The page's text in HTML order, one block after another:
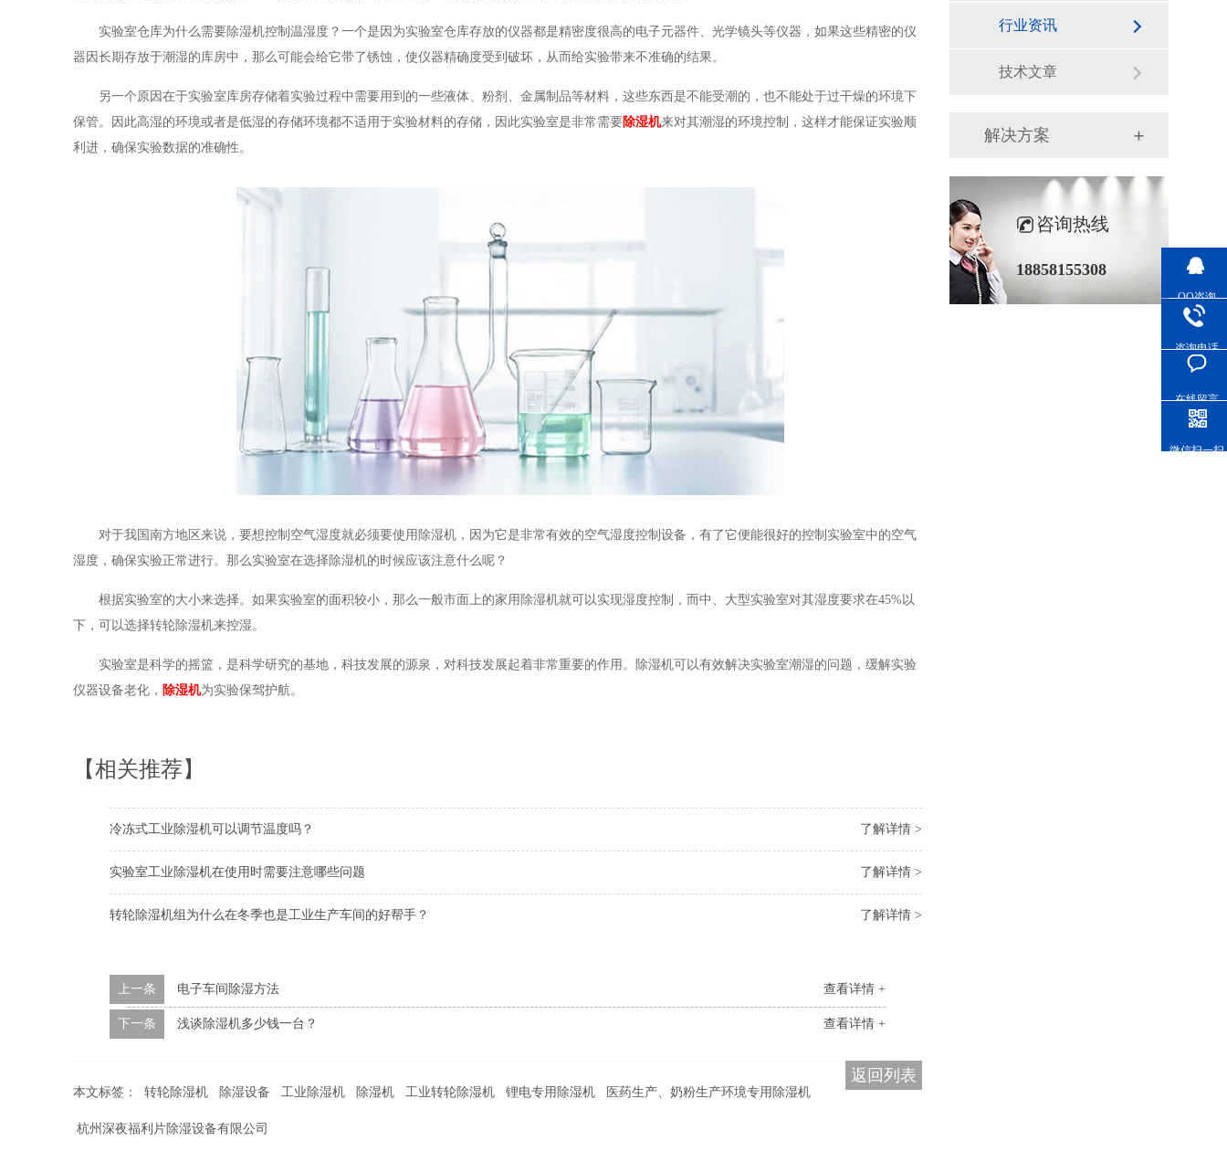
实验室仓库为什么需要除湿机控制温湿度？一个是因为实验室仓库存放的仪器都是精密度很高的电子元器件、光学镜头等仪器，如果这些精密的仪
器因长期存放于潮湿的库房中，那么可能会给它带了锈蚀，使仪器精确度受到破坏，从而给实验带来不准确的结果。
另一个原因在于实验室库房存储着实验过程中需要用到的一些液体、粉剂、金属制品等材料，这些东西是不能受潮的，也不能处于过干燥的环境下
保管。因此高湿的环境或者是低湿的存储环境都不适用于实验材料的存储，因此实验室是非常需要除湿机来对其潮湿的环境控制，这样才能保证实验顺
利进，确保实验数据的准确性。
对于我国南方地区来说，要想控制空气湿度就必须要使用除湿机，因为它是非常有效的空气湿度控制设备，有了它便能很好的控制实验室中的空气
湿度，确保实验正常进行。那么实验室在选择除湿机的时候应该注意什么呢？
根据实验室的大小来选择。如果实验室的面积较小，那么一般市面上的家用除湿机就可以实现湿度控制，而中、大型实验室对其湿度要求在45%以
下，可以选择转轮除湿机来控湿。
实验室是科学的摇篮，是科学研究的基地，科技发展的源泉，对科技发展起着非常重要的作用。除湿机可以有效解决实验室潮湿的问题，缓解实验
仪器设备老化， 除湿机为实验保驾护航。
【相关推荐】
了解详情 >
冷冻式工业除湿机可以调节温度吗？
了解详情 >
实验室工业除湿机在使用时需要注意哪些问题
了解详情 >
转轮除湿机组为什么在冬季也是工业生产车间的好帮手？
查看详情 +
上一条 电子车间除湿方法
查看详情 +
下一条 浅谈除湿机多少钱一台？
返回列表
本文标签： 转轮除湿机 除湿设备 工业除湿机 除湿机 工业转轮除湿机 锂电专用除湿机 医药生产、奶粉生产环境专用除湿机
杭州深夜福利片除湿设备有限公司
行业资讯
技术文章
解决方案
咨询热线
18858155308
QQ咨询
咨询电话
在线留言
微信扫一扫